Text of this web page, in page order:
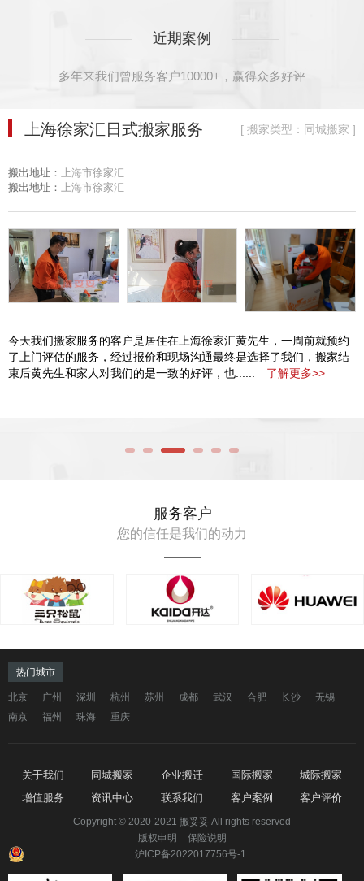
近期案例
多年来我们曾服务客户10000+，赢得众多好评
上海徐家汇日式搬家服务 [ 搬家类型：同城搬家 ]
搬出地址：
上海市徐家汇
搬出地址：
上海市徐家汇
今天我们搬家服务的客户是居住在上海徐家汇黄先生，一周前就预约
了上门评估的服务，经过报价和现场沟通最终是选择了我们，搬家结
束后黄先生和家人对我们的是一致的好评，也......
了解更多>>
服务客户
您的信任是我们的动力
热门城市
北京 广州 深圳 杭州 苏州 成都 武汉 合肥 长沙
无锡
南京
福州 珠海 重庆
关于我们 同城搬家 企业搬迁 国际搬家
城际搬家
增值服务
资讯中心 联系我们 客户案例 客户评价
Copyright © 2020-2021 搬妥妥 All rights reserved
版权申明
保险说明
沪ICP备2022017756号-1